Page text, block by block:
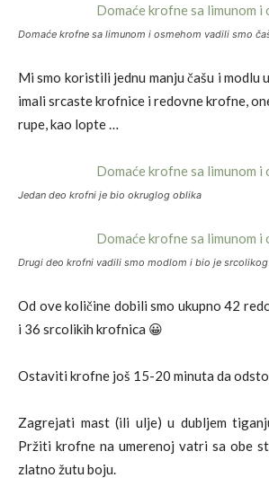
Domaće krofne sa limunom i osmehom vadili smo
Mi smo koristili jednu manju čašu i modlu
imali srcaste krofnice i redovne krofne,
rupe, kao lopte …
Jedan deo krofni je bio okruglog oblika
Drugi deo krofni vadili smo modlom i bio je
Od ove količine dobili smo ukupno 42
i 36 srcolikih krofnica 😀
Ostaviti krofne još 15-20 minuta da
Zagrejati mast (ili ulje) u dubljem
Pržiti krofne na umerenoj vatri sa obe
zlatno žutu boju.